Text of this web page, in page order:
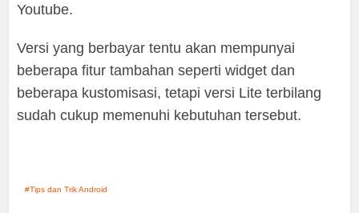
Youtube.
Versi yang berbayar tentu akan mempunyai
beberapa fitur tambahan seperti widget dan
beberapa kustomisasi, tetapi versi Lite terbilang
sudah cukup memenuhi kebutuhan tersebut.
Tips dan Trik Android